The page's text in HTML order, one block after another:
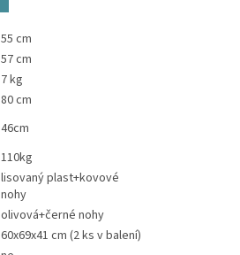
55 cm
57 cm
7 kg
80 cm
46cm
110kg
lisovaný plast+kovové
nohy
olivová+černé nohy
60x69x41 cm (2 ks v balení)